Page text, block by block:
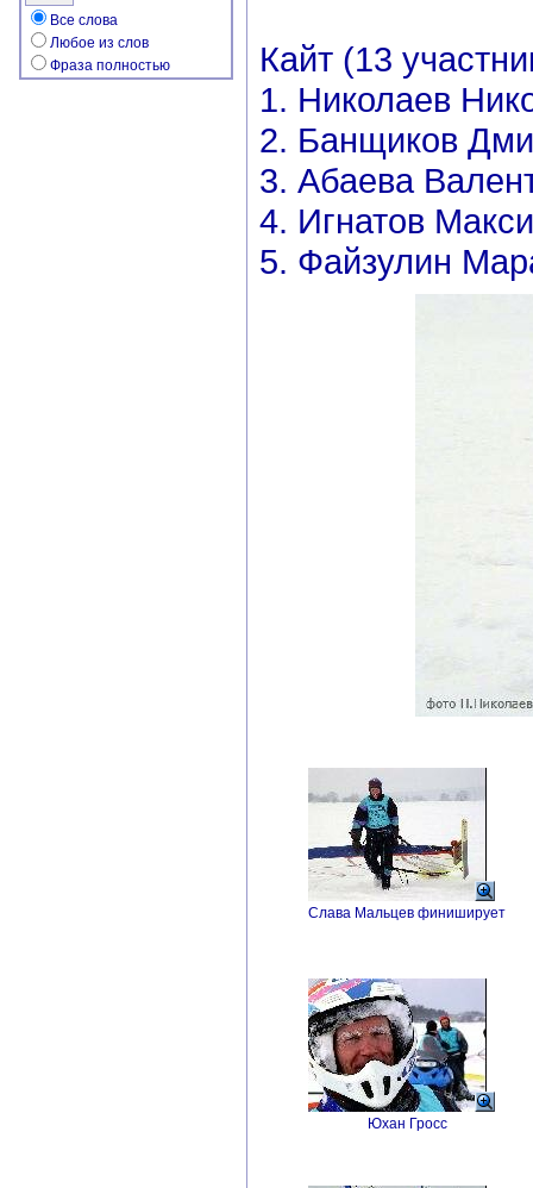
Все слова
Любое из слов
Фраза полностью
Кайт (13
1. Николаев
2. Банщиков
3. Абаева
4. Игнатов
5. Файзулин
Слава Мальцев финиширует
Юхан Гросс